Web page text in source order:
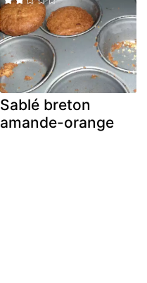
Sablé breton
amande-orange